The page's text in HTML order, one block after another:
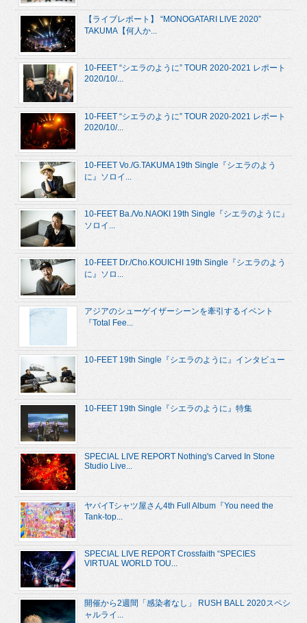
【ライブレポート】 “MONOGATARI LIVE 2020”
TAKUMA【何人か...
10-FEET “シエラのように” TOUR 2020-2021 レポート
2020/10/...
10-FEET “シエラのように” TOUR 2020-2021 レポート
2020/10/...
10-FEET Vo./G.TAKUMA 19th Single『シエラのよう
に』ソロイ...
10-FEET Ba./Vo.NAOKI 19th Single『シエラのように』
ソロイ...
10-FEET Dr./Cho.KOUICHI 19th Single『シエラのよう
に』ソロ...
アジアのシューゲイザーシーンを牽引するイベント
『Total Fee...
10-FEET 19th Single『シエラのように』インタビュー
10-FEET 19th Single『シエラのように』特集
SPECIAL LIVE REPORT Nothing's Carved In Stone
Studio Live...
ヤバイTシャツ屋さん4th Full Album『You need the
Tank-top...
SPECIAL LIVE REPORT Crossfaith “SPECIES
VIRTUAL WORLD TOU...
開催から2週間「感染者なし」 RUSH BALL 2020スペシ
ャルライ...